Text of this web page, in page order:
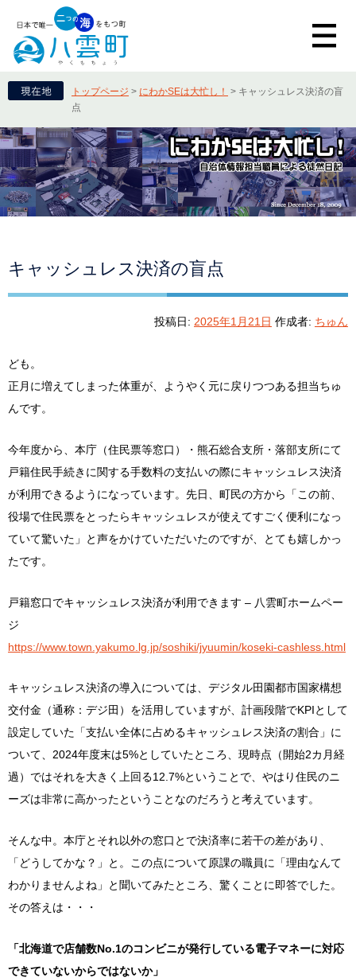
トップページ > にわかSEは大忙し！ > キャッシュレス決済の盲
点
キャッシュレス決済の盲点
投稿日: 2025年1月21日 作成者: ちゅん
ども。
正月に増えてしまった体重が、ようやく元に戻りつつある担当ちゅ
んです。
今年度から、本庁（住民票等窓口）・熊石総合支所・落部支所にて
戸籍住民手続きに関する手数料の支払いの際にキャッシュレス決済
が利用できるようになっています。先日、町民の方から「この前、
役場で住民票をとったらキャッシュレスが使えてすごく便利になっ
ていて驚いた」と声をかけていただいたのですが、とても嬉しかっ
たです。
戸籍窓口でキャッシュレス決済が利用できます – 八雲町ホームペー
ジ
https://www.town.yakumo.lg.jp/soshiki/jyuumin/koseki-cashless.html
キャッシュレス決済の導入については、デジタル田園都市国家構想
交付金（通称：デジ田）を活用していますが、計画段階でKPIとして
設定していた「支払い全体に占めるキャッシュレス決済の割合」に
ついて、2024年度末は5%としていたところ、現時点（開始2カ月経
過）ではそれを大きく上回る12.7%ということで、やはり住民のニ
ーズは非常に高かったということなのだろうと考えています。
そんな中。本庁とそれ以外の窓口とで決済率に若干の差があり、
「どうしてかな？」と。この点について原課の職員に「理由なんて
わかりませんよね」と聞いてみたところ、驚くことに即答でした。
その答えは・・・
「北海道で店舗数No.1のコンビニが発行している電子マネーに対応
できていないからではないか」